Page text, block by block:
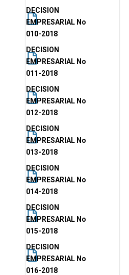
DECISION
EMPRESARIAL No
010-2018
DECISION
EMPRESARIAL No
011-2018
DECISION
EMPRESARIAL No
012-2018
DECISION
EMPRESARIAL No
013-2018
DECISION
EMPRESARIAL No
014-2018
DECISION
EMPRESARIAL No
015-2018
DECISION
EMPRESARIAL No
016-2018